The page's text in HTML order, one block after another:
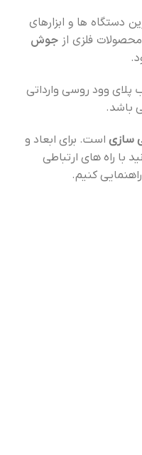
دستگاه ها و ابزارهای
فلزی از جوش
وود روسی وارداتی
باشد.
سازیاست. برای ابعاد و
با راه های ارتباطی
کنیم.